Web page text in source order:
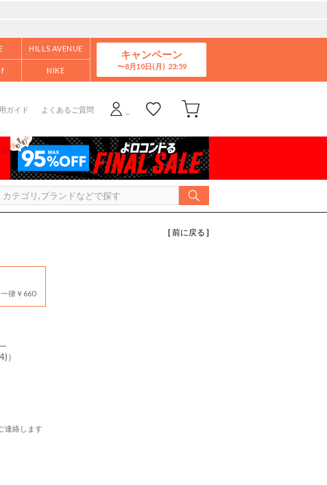
HILLS AVENUE
NIKE
キャンペーン
8月10日(月)
ガイド よくあるご質問
[ 前に戻る ]
律￥660
）
連絡します